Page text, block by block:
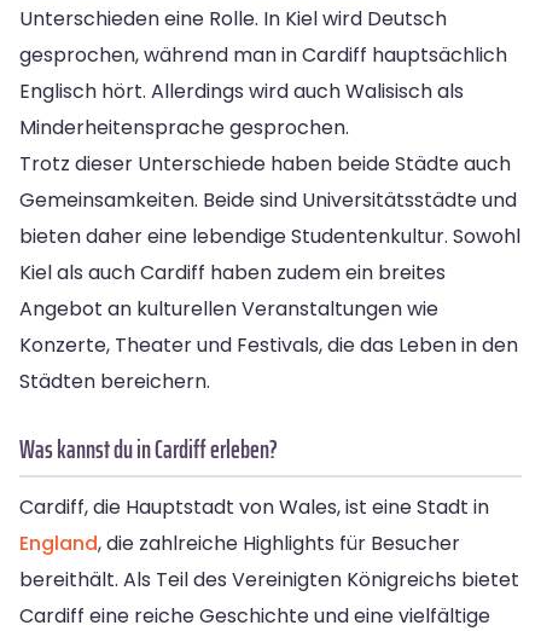
Unterschieden eine Rolle. In Kiel wird Deutsch
gesprochen, während man in Cardiff hauptsächlich
Englisch hört. Allerdings wird auch Walisisch als
Minderheitensprache gesprochen.
Trotz dieser Unterschiede haben beide Städte auch
Gemeinsamkeiten. Beide sind Universitätsstädte und
bieten daher eine lebendige Studentenkultur. Sowohl
Kiel als auch Cardiff haben zudem ein breites
Angebot an kulturellen Veranstaltungen wie
Konzerte, Theater und Festivals, die das Leben in den
Städten bereichern.
Was kannst du in Cardiff erleben?
Cardiff, die Hauptstadt von Wales, ist eine Stadt in
England, die zahlreiche Highlights für Besucher
bereithält. Als Teil des Vereinigten Königreichs bietet
Cardiff eine reiche Geschichte und eine vielfältige